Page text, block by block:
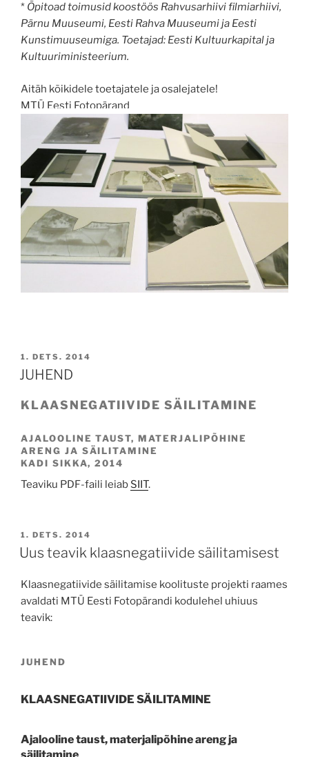
* Õpitoad toimusid koostöös Rahvusarhiivi filmiarhiivi,
Pärnu Muuseumi, Eesti Rahva Muuseumi ja Eesti
Kunstimuuseumiga. Toetajad: Eesti Kultuurkapital ja
Kultuuriministeerium.
Aitäh kõikidele toetajatele ja osalejatele!
MTÜ Eesti Fotopärand
POSTED
ON
1. DETS. 2014
JUHEND
KLAASNEGATIIVIDE SÄILITAMINE
AJALOOLINE TAUST, MATERJALIPÕHINE
ARENG JA SÄILITAMINE
KADI SIKKA, 2014
Teaviku PDF-faili leiab SIIT.
POSTED
ON
1. DETS. 2014
Uus teavik klaasnegatiivide säilitamisest
Klaasnegatiivide säilitamise koolituste projekti raames
avaldati MTÜ Eesti Fotopärandi kodulehel uhiuus
teavik:
JUHEND
KLAASNEGATIIVIDE SÄILITAMINE
Ajalooline taust, materjalipõhine areng ja
säilitamine